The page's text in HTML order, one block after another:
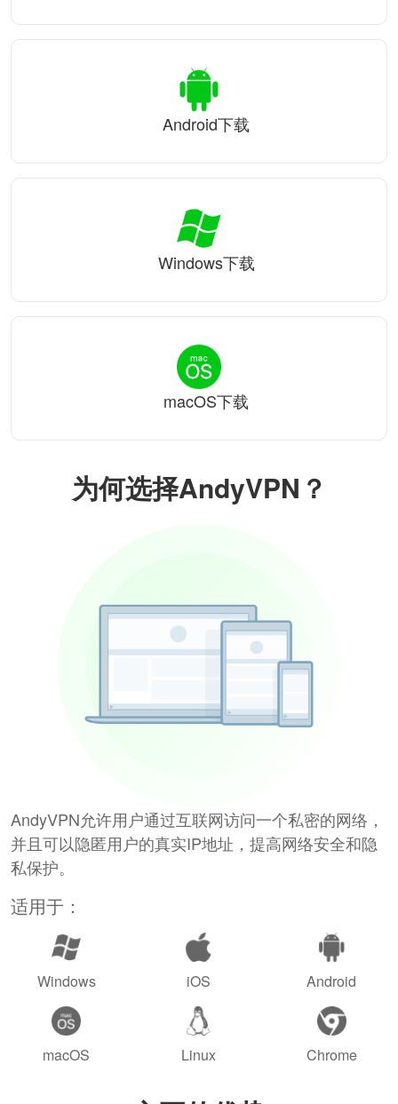
为何选择AndyVPN？
AndyVPN允许用户通过互联网访问一个私密的网络，
并且可以隐匿用户的真实IP地址，提高网络安全和隐
私保护。
适用于：
Windows iOS Android
macOS Linux Chrome
Android下载
Windows下载
macOS下载